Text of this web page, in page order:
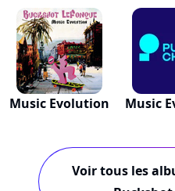
Music Evolution Music
Voir tous les